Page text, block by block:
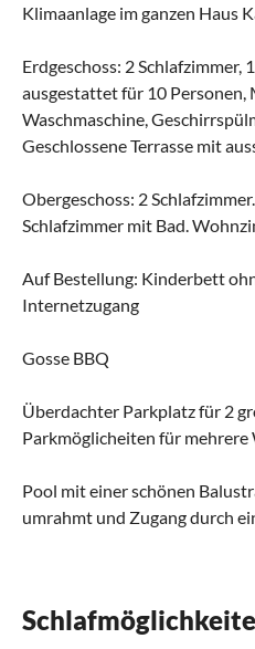
Klimaanlage im ganzen Haus
Erdgeschoss: 2 Schlafzimmer,
ausgestattet für 10 Personen,
Waschmaschine,
Geschlossene Terrasse mit
Obergeschoss: 2
Schlafzimmer mit Bad.
Auf Bestellung: Kinderbett
Internetzugang
Gosse BBQ
Überdachter Parkplatz für 2
Parkmöglicheiten für mehrere
Pool mit einer schönen
umrahmt und Zugang durch